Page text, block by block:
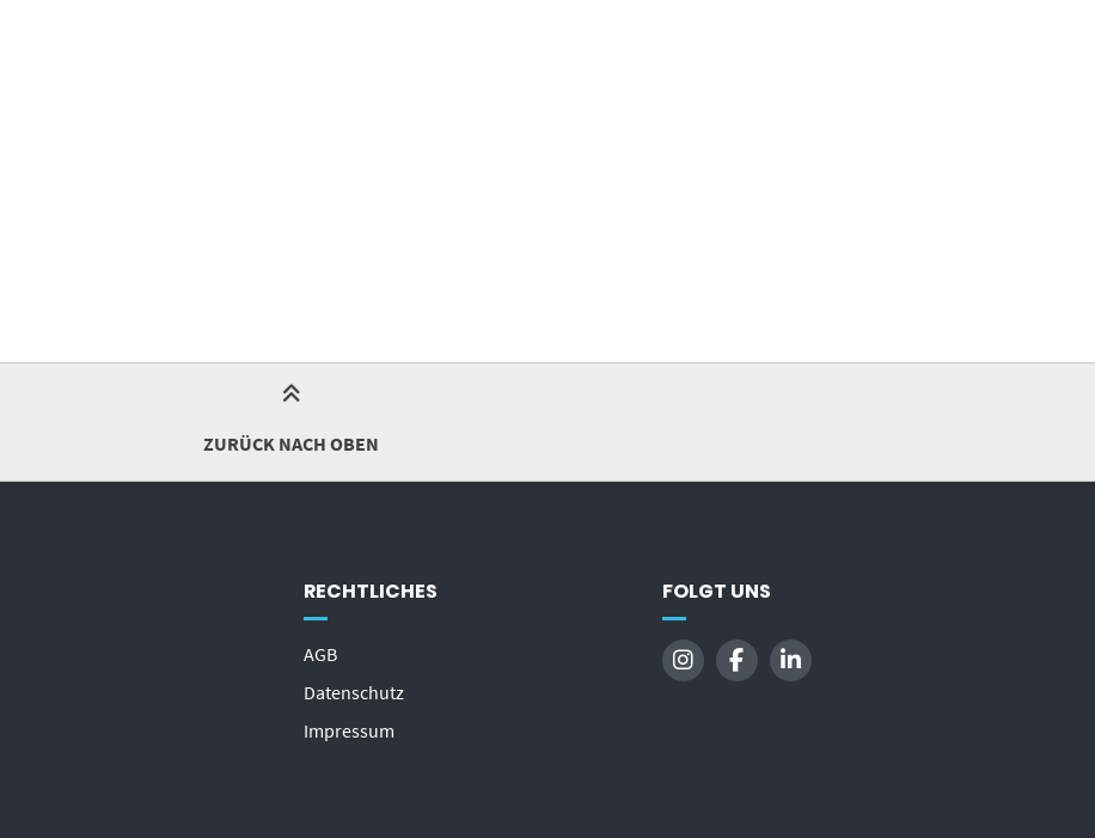
ZURÜCK NACH OBEN
RECHTLICHES
AGB
Datenschutz
Impressum
FOLGT UNS